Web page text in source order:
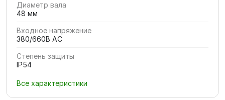
Диаметр вала
48 мм
Входное напряжение
380/660В AC
Степень защиты
IP54
Все характеристики